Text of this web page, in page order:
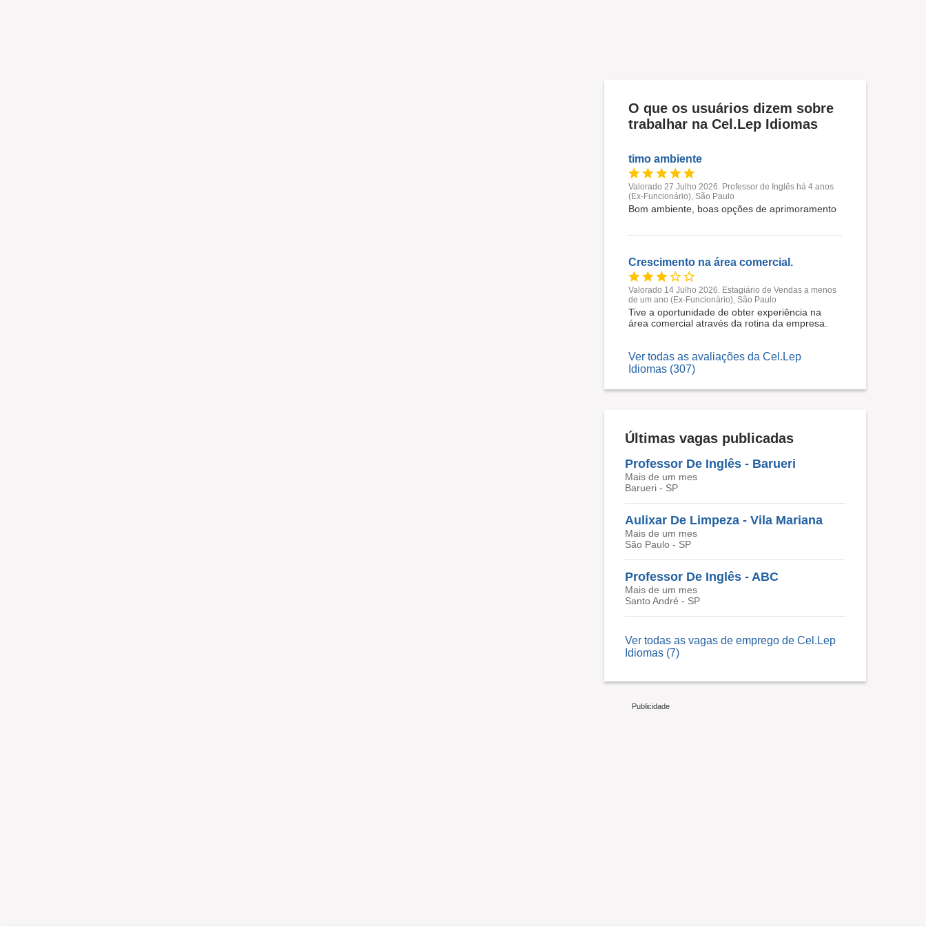
O que os usuários dizem sobre
trabalhar na Cel.Lep Idiomas
timo ambiente
Valorado 27 Julho 2026. Professor de Inglês há 4 anos
(Ex-Funcionário), São Paulo
Bom ambiente, boas opções de aprimoramento
Crescimento na área comercial.
Valorado 14 Julho 2026. Estagiário de Vendas a menos
de um ano (Ex-Funcionário), São Paulo
Tive a oportunidade de obter experiência na
área comercial através da rotina da empresa.
Ver todas as avaliações da Cel.Lep
Idiomas (307)
Últimas vagas publicadas
Professor De Inglês - Barueri
Mais de um mes
Barueri - SP
Aulixar De Limpeza - Vila Mariana
Mais de um mes
São Paulo - SP
Professor De Inglês - ABC
Mais de um mes
Santo André - SP
Ver todas as vagas de emprego de Cel.Lep
Idiomas (7)